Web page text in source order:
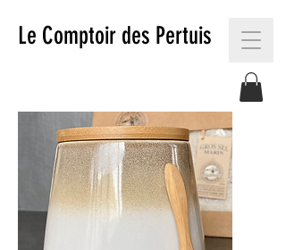
Le Comptoir des Pertuis